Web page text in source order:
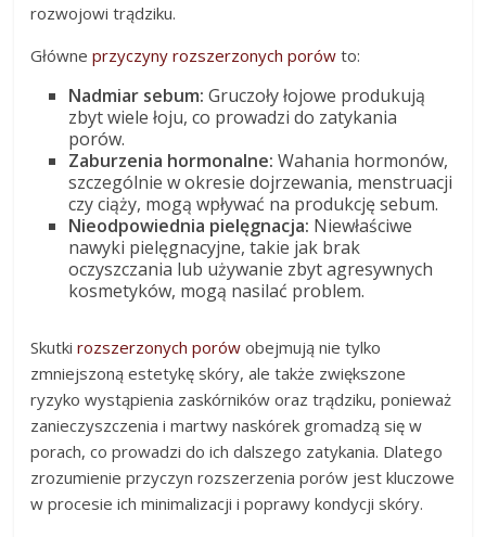
rozwojowi trądziku.
Główneprzyczyny rozszerzonych porów to:
Nadmiar sebum: Gruczoły łojowe produkują
zbyt wiele łoju, co prowadzi do zatykania
porów.
Zaburzenia hormonalne: Wahania hormonów,
szczególnie w okresie dojrzewania, menstruacji
czy ciąży, mogą wpływać na produkcję sebum.
Nieodpowiednia pielęgnacja: Niewłaściwe
nawyki pielęgnacyjne, takie jak brak
oczyszczania lub używanie zbyt agresywnych
kosmetyków, mogą nasilać problem.
Skutkirozszerzonych porów obejmują nie tylko
zmniejszoną estetykę skóry, ale także zwiększone
ryzyko wystąpienia zaskórników oraz trądziku, ponieważ
zanieczyszczenia i martwy naskórek gromadzą się w
porach, co prowadzi do ich dalszego zatykania. Dlatego
zrozumienie przyczyn rozszerzenia porów jest kluczowe
w procesie ich minimalizacji i poprawy kondycji skóry.